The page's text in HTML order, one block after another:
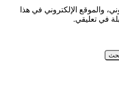
والموقع الإلكتروني في هذا
في تعليقي.